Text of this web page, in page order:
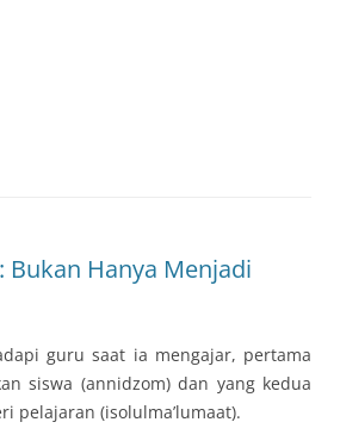
Bukan Hanya Menjadi
guru saat ia mengajar, pertama
siswa (annidzom) dan yang kedua
pelajaran (isolulma’lumaat).